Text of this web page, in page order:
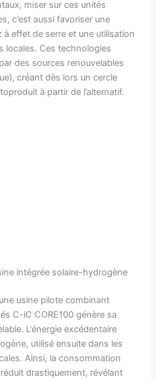
miser sur ces unités
c’est aussi favoriser une
effet de serre et une utilisation
locales. Ces technologies
des sources renouvelables
créant dès lors un cercle
à partir de l’alternatif.
intégrée solaire-hydrogène
usine pilote combinant
C-iC CORE100 génère sa
L’énergie excédentaire
utilisé ensuite dans les
Ainsi, la consommation
drastiquement, révélant